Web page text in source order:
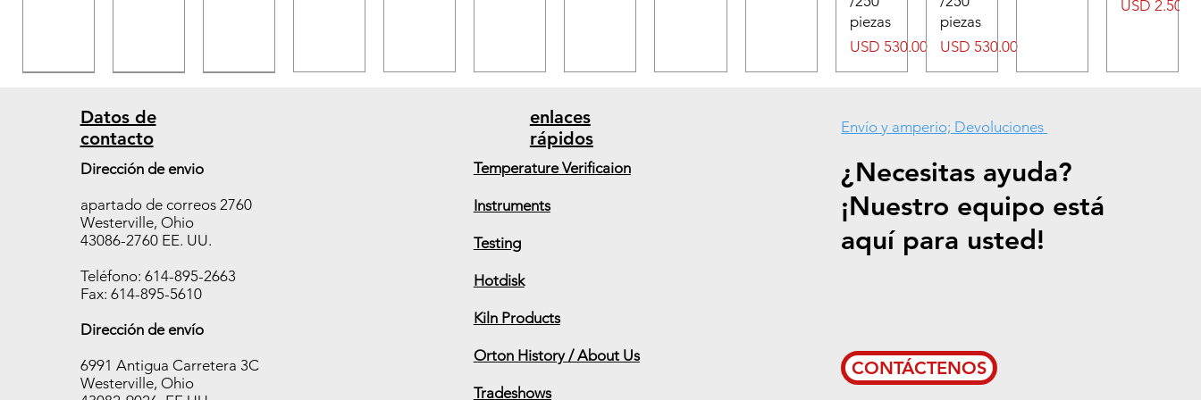
piezas
Precio
USD 530.00
piezas
Precio
USD 530.00
Precio
USD 2.50
Estuch
Temp
TAB
650,
10
fundas
piezas
Temp
10
Datos de
contacto
Dirección de envio
apartado de correos 2760
Westerville, Ohio
43086-2760 EE. UU.
Teléfono: 614-895-2663
Fax: 614-895-5610
Dirección de envío
6991 Antigua Carretera 3C
Westerville, Ohio
enlaces
rápidos
Temperature Verificaion
Instruments
Testing
Hotdisk
Kiln Products
Orton History / About Us
Tradeshows
Envío y amperio; Devoluciones
¿Necesitas ayuda?
¡Nuestro equipo está
aquí para usted!
CONTÁCTENOS